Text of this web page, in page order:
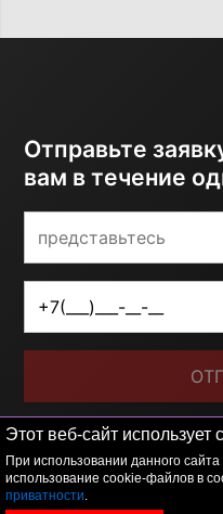
Этот веб-сайт
При использовании данного
использование cookie-файлов в
приватности.
Отправьте
вам в течение
Я принимаю условия
персональных данных